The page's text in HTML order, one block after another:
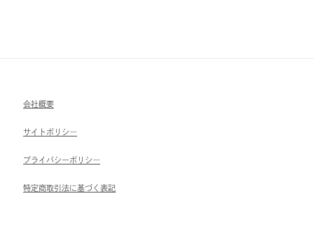
会社概要
サイトポリシ―
ブライパシーポリシ―
特定商取引法に基づく表記